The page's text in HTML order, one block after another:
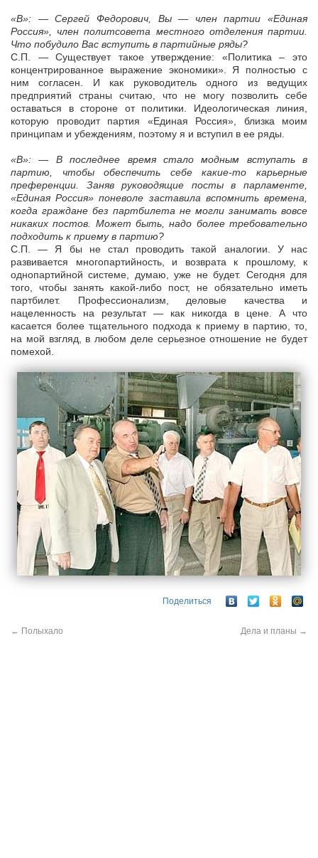
«В»: — Сергей Федорович, Вы — член партии «Единая
Россия», член политсовета местного отделения партии.
Что побудило Вас вступить в партийные ряды?
С.П. — Существует такое утверждение: «Политика – это
концентрированное выражение экономики». Я полностью с
ним согласен. И как руководитель одного из ведущих
предприятий страны считаю, что не могу позволить себе
оставаться в стороне от политики. Идеологическая линия,
которую проводит партия «Единая Россия», близка моим
принципам и убеждениям, поэтому я и вступил в ее ряды.
«В»: — В последнее время стало модным вступать в
партию, чтобы обеспечить себе какие-то карьерные
преференции. Заняв руководящие посты в парламенте,
«Единая Россия» поневоле заставила вспомнить времена,
когда граждане без партбилета не могли занимать вовсе
никаких постов. Может быть, надо более требовательно
подходить к приему в партию?
С.П. — Я бы не стал проводить такой аналогии. У нас
развивается многопартийность, и возврата к прошлому, к
однопартийной системе, думаю, уже не будет. Сегодня для
того, чтобы занять какой-либо пост, не обязательно иметь
партбилет. Профессионализм, деловые качества и
нацеленность на результат — как никогда в цене. А что
касается более тщательного подхода к приему в партию, то,
на мой взгляд, в любом деле серьезное отношение не будет
помехой.
Поделиться
← Полыхало Дела и планы →